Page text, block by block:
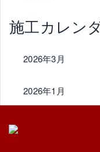
施工カレン
2026年3月
2026年1月